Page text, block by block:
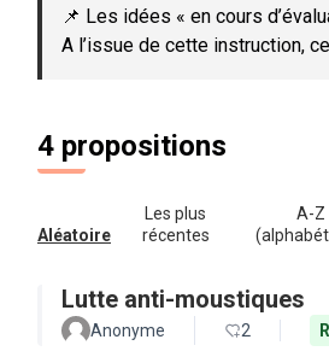
📌 Les idées « en cours
A l’issue de cette instruction,
4 propositions
Aléatoire
Les plus
récentes
A-Z
Lutte anti-moustiques
Anonyme 2